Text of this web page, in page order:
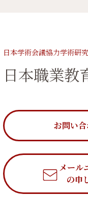
日本学術会議協力学術研
日本職業教
お問い
メール
の申